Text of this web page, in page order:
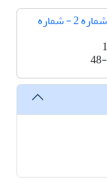
دوره 19، شماره 2 - شماره